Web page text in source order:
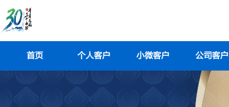
首页 个人客户 小微客户 公司客户